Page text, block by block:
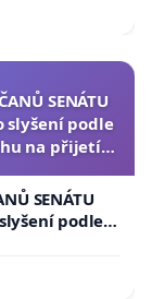
SENÁTU
slyšení podle
na přijetí
SENÁTU
podle §
přijetí